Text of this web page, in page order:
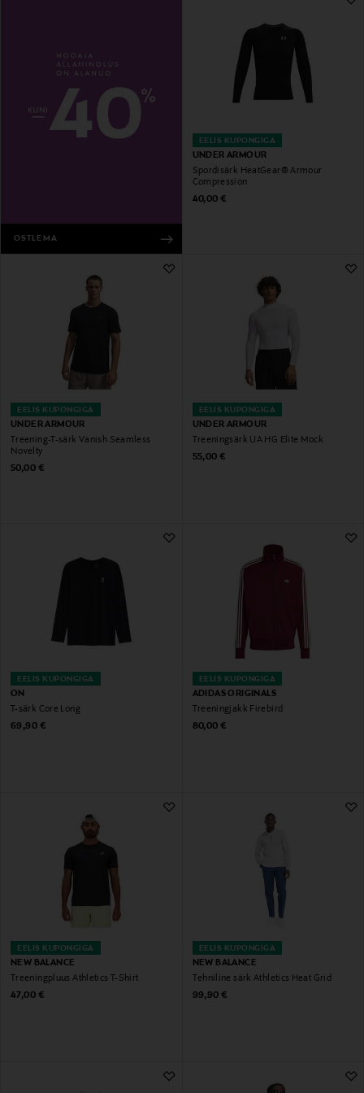
OSTLEMA
EELIS KUPONGIGA
UNDER ARMOUR
Spordisärk HeatGear® Armour
Compression
Original Price
40,00 €
EELIS KUPONGIGA
UNDER ARMOUR
Treening-T-särk Vanish Seamless
Novelty
Original Price
50,00 €
EELIS KUPONGIGA
UNDER ARMOUR
Treeningsärk UA HG Elite Mock
Original Price
55,00 €
EELIS KUPONGIGA
ON
T-särk Core Long
Original Price
69,90 €
EELIS KUPONGIGA
ADIDAS ORIGINALS
Treeningjakk Firebird
Original Price
80,00 €
EELIS KUPONGIGA
NEW BALANCE
Treeningpluus Athletics T-Shirt
Original Price
47,00 €
EELIS KUPONGIGA
NEW BALANCE
Tehniline särk Athletics Heat Grid
Original Price
99,90 €